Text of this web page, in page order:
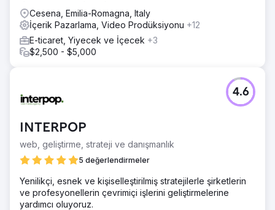
Cesena, Emilia-Romagna, Italy
İçerik Pazarlama, Video Prodüksiyonu +12
E-ticaret, Yiyecek ve İçecek +3
$2,500 - $5,000
INTERPOP
web, geliştirme, strateji ve danışmanlık
5 değerlendirmeler
4.6
Yenilikçi, esnek ve kişiselleştirilmiş stratejilerle şirketlerin
ve profesyonellerin çevrimiçi işlerini geliştirmelerine
yardımcı oluyoruz.